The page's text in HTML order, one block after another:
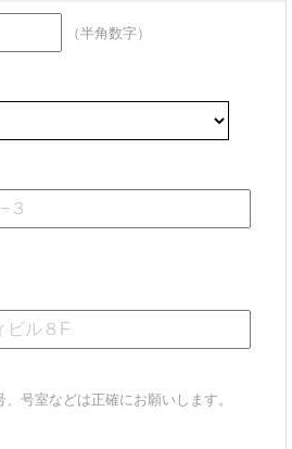
（半角数字）
号室などは正確にお願いします。